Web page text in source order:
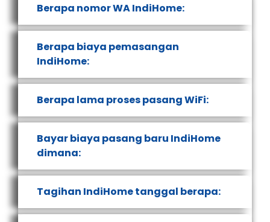
Berapa nomor WA IndiHome:
Berapa biaya pemasangan
IndiHome:
Berapa lama proses pasang WiFi:
Bayar biaya pasang baru IndiHome
dimana:
Tagihan IndiHome tanggal berapa: